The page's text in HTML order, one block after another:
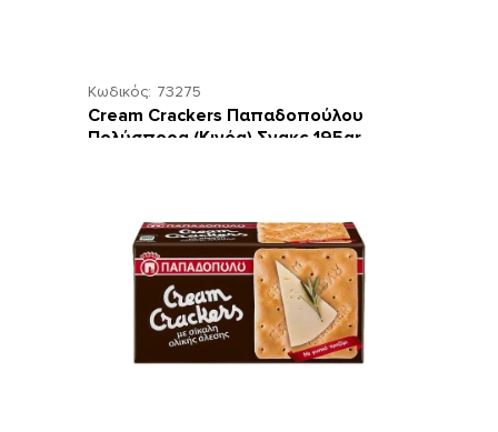
Κωδικός: 73275
Cream Crackers Παπαδοπούλου
Πολύσπορα (Κινόα) Σνακς 195gr